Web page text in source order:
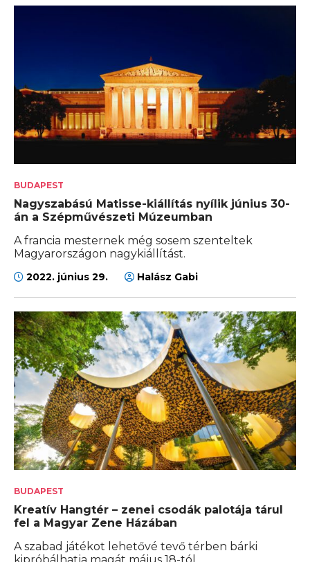
BUDAPEST
Nagyszabású Matisse-kiállítás nyílik június 30-
án a Szépművészeti Múzeumban
A francia mesternek még sosem szenteltek
Magyarországon nagykiállítást.
2022. június 29. Halász Gabi
BUDAPEST
Kreatív Hangtér – zenei csodák palotája tárul
fel a Magyar Zene Házában
A szabad játékot lehetővé tevő térben bárki